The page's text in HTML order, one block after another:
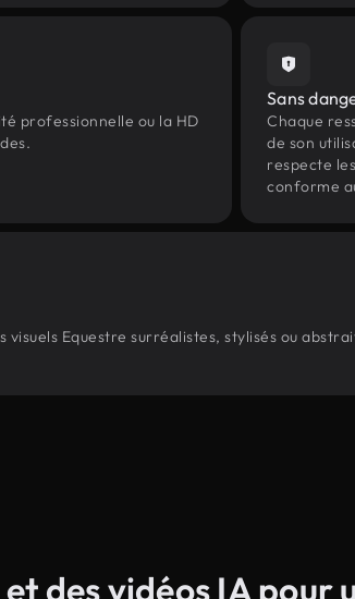
professionnelle ou la HD
Sans
Chaque
de son
respecte
conforme
Equestre surréalistes, stylisés ou
des vidéos IA pour